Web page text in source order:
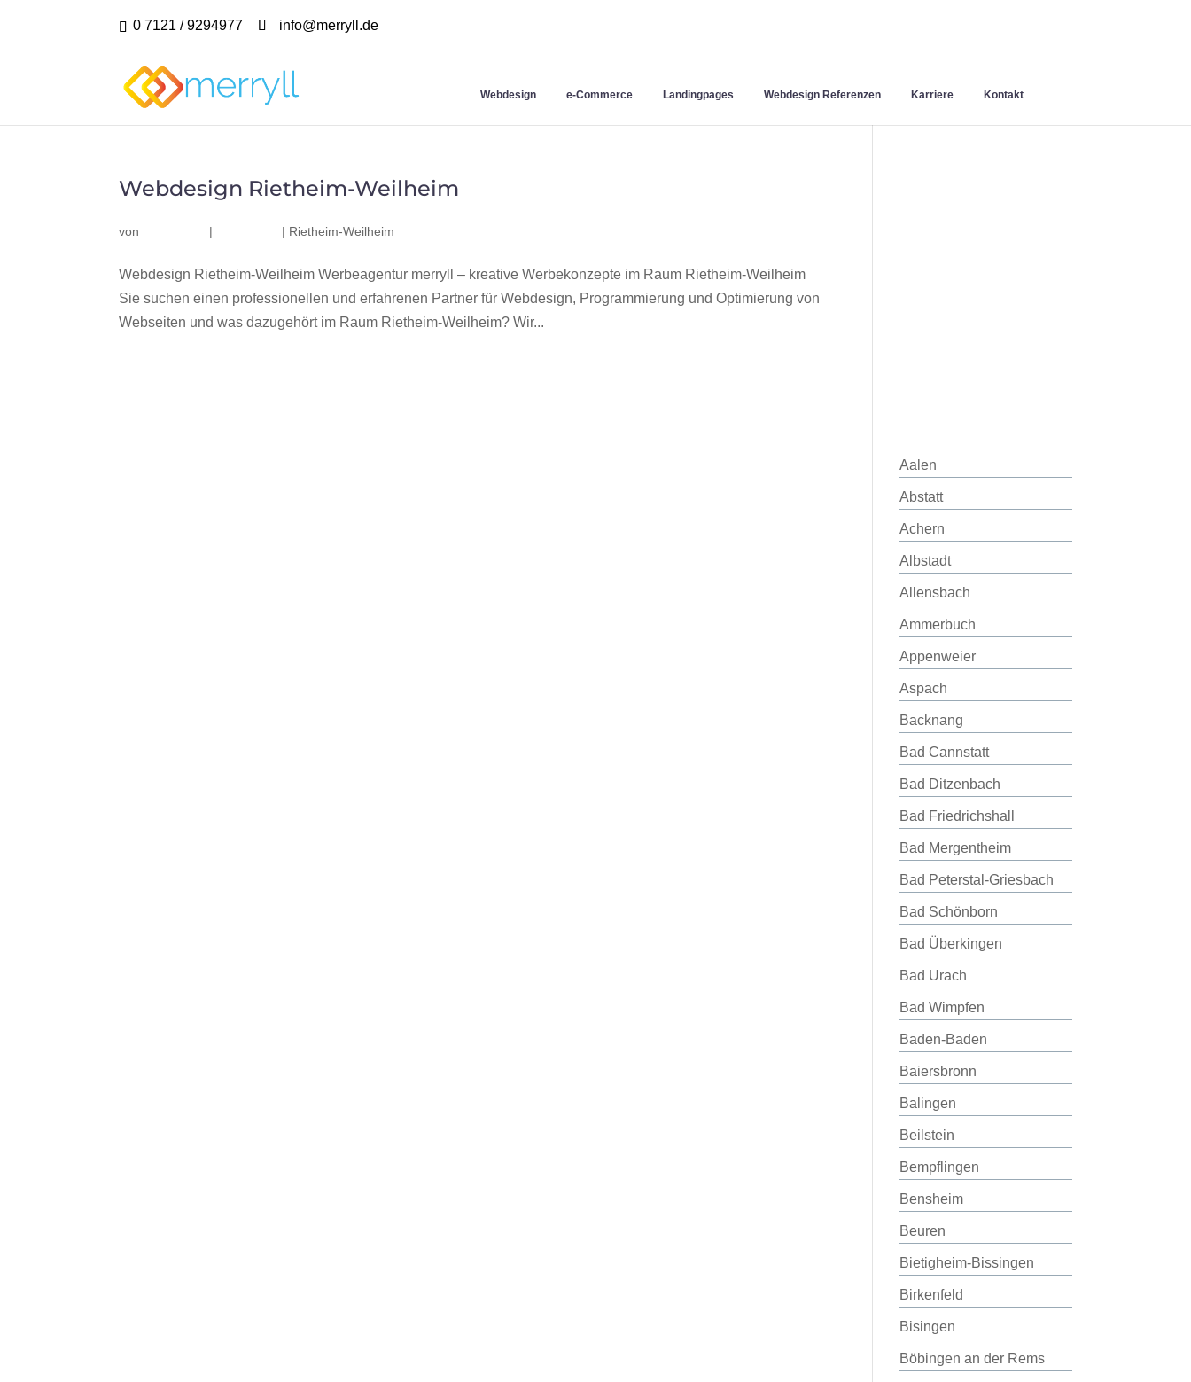
0 7121 / 9294977 info@merryll.de
Webdesign e-Commerce Landingpages Webdesign Referenzen Karriere Kontakt
Webdesign Rietheim-Weilheim
von | | Rietheim-Weilheim
Webdesign Rietheim-Weilheim Werbeagentur merryll – kreative Werbekonzepte im Raum Rietheim-Weilheim
Sie suchen einen professionellen und erfahrenen Partner für Webdesign, Programmierung und Optimierung von
Webseiten und was dazugehört im Raum Rietheim-Weilheim? Wir...
Aalen
Abstatt
Achern
Albstadt
Allensbach
Ammerbuch
Appenweier
Aspach
Backnang
Bad Cannstatt
Bad Ditzenbach
Bad Friedrichshall
Bad Mergentheim
Bad Peterstal-Griesbach
Bad Schönborn
Bad Überkingen
Bad Urach
Bad Wimpfen
Baden-Baden
Baiersbronn
Balingen
Beilstein
Bempflingen
Bensheim
Beuren
Bietigheim-Bissingen
Birkenfeld
Bisingen
Böbingen an der Rems